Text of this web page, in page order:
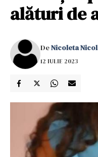
alături de
DeNicoleta
12 IULIE 2023